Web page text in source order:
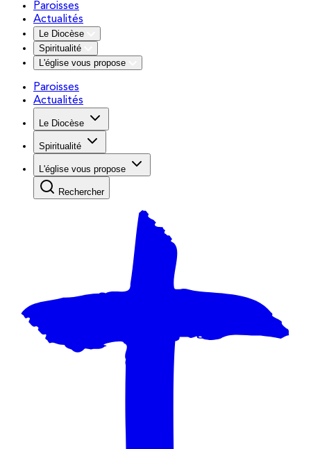
Paroisses
Actualités
Le Diocèse
Spiritualité
L'église vous propose
Paroisses
Actualités
Le Diocèse
Spiritualité
L'église vous propose
Rechercher